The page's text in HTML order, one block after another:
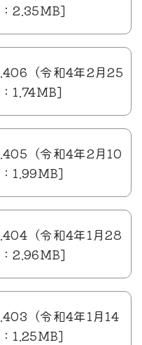
2.35MB]
（令和4年2月25
1.74MB]
（令和4年2月10
1.99MB]
（令和4年1月28
2.96MB]
（令和4年1月14
1.25MB]